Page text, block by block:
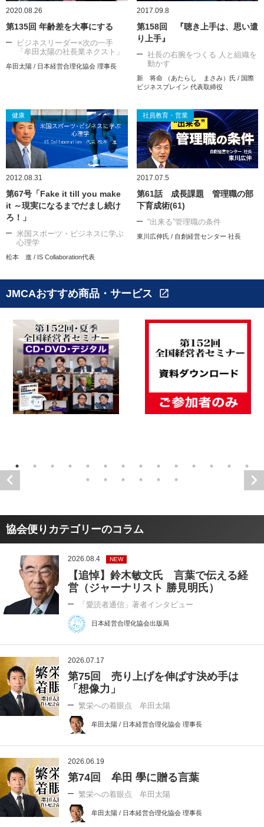
2020.08.26
第135回 年齢差を大事にする
ビジネスリーダー×次の一手
「牟田太陽の社長業ネクスト」
牟田太陽 / 日本経営合理化協会 理事長
2017.09.8
第158回 『聴き上手は、思い遣
り上手』
社長の右腕をつくる 人と組織を
動かす
新 将命 （あたらし まさみ）氏 / 国際
ビジネスブレイン 代表取締役
健康
2012.08.31
第67号「Fake it till you make
it ～現実になるまでだまし続け
ろ！」
米国スポーツ・ビジネスに学ぶ
心理学
松本 進 / IS Collaboration代表
社員教育・営業
2017.07.5
第61話 成長課題 管理職の部
下育成術(61)
“出来る”管理職の条件
東川広伸氏 / 自創経営センター 社長
JMCAおすすめ商品・サービス open_in_new
協会便りカテゴリーのコラム
2026.08.4 NEW
【追悼】鈴木敏文氏 言葉で伝える経
営（ジャーナリスト 勝見明氏）
「愛読者通信」著者インタビュー
日本経営合理化協会出版局
2026.07.17
第75回 売り上げを伸ばす決め手は
「想像力」
繁栄への着眼点 牟田太陽
牟田太陽 / 日本経営合理化協会 理事長
2026.06.19
第74回 牟田 學に贈る言葉
繁栄への着眼点 牟田太陽
牟田太陽 / 日本経営合理化協会 理事長